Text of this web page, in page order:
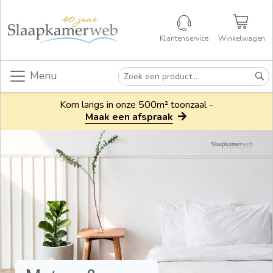
Klantenservice Winkelwagen
Menu
Kom langs in onze 500m² toonzaal -
Maak een afspraak